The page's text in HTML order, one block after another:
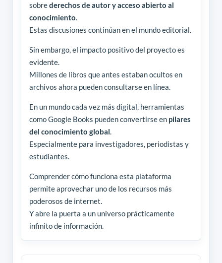
sobrederechos de autor y acceso abierto al
conocimiento.
Estas discusiones continúan en el mundo editorial.
Sin embargo, el impacto positivo del proyecto es
evidente.
Millones de libros que antes estaban ocultos en
archivos ahora pueden consultarse en línea.
En un mundo cada vez más digital, herramientas
como Google Books pueden convertirse en pilares
del conocimiento global.
Especialmente para investigadores, periodistas y
estudiantes.
Comprender cómo funciona esta plataforma
permite aprovechar uno de los recursos más
poderosos de internet.
Y abre la puerta a un universo prácticamente
infinito de información.